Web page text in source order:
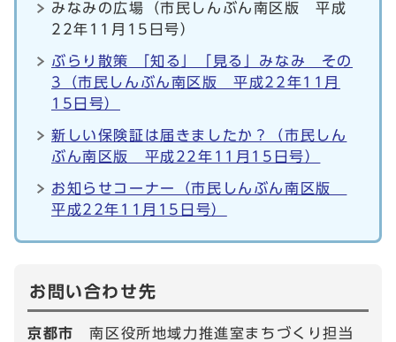
みなみの広場（市民しんぶん南区版 平成
22年11月15日号）
ぶらり散策 「知る」「見る」みなみ その
3（市民しんぶん南区版 平成22年11月
15日号）
新しい保険証は届きましたか？（市民しん
ぶん南区版 平成22年11月15日号）
お知らせコーナー（市民しんぶん南区版
平成22年11月15日号）
お問い合わせ先
京都市南区役所地域力推進室まちづくり担当